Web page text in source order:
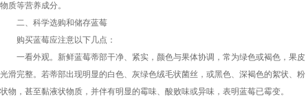
物质等营养成分。
二、科学选购和储存蓝莓
购买蓝莓应注意以下几点：
一看外观。新鲜蓝莓蒂部干净、紧实，颜色与果体协调，常为绿色或褐色，果皮
光滑完整。若蒂部出现明显的白色、灰绿色绒毛状菌丝，或黑色、深褐色的絮状、粉
状物，甚至黏液状物质，并伴有明显的霉味、酸败味或异味，表明蓝莓已霉变。